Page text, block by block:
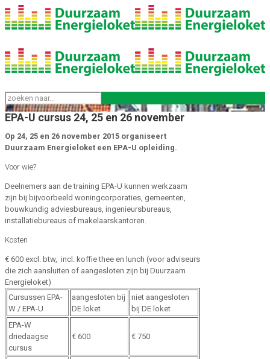
EPA-U cursus 24, 25 en 26 november
Op 24, 25 en 26 november 2015 organiseert
Duurzaam Energieloket een EPA-U opleiding.
Voor wie?
Deelnemers aan de training EPA-U kunnen werkzaam
zijn bij bijvoorbeeld woningcorporaties, gemeenten,
bouwkundig adviesbureaus, ingenieursbureaus,
installatiebureaus of makelaarskantoren.
Kosten
€ 600 excl. btw, incl. koffie thee en lunch (voor adviseurs
die zich aansluiten of aangesloten zijn bij Duurzaam
Energieloket)
Cursussen EPA-
W / EPA-U
aangesloten bij
DE loket
niet aangesloten
bij DE loket
EPA-W
driedaagse
cursus
€ 600 € 750